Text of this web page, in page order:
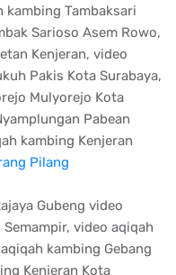
kambing Tambaksari
Sarioso Asem Rowo,
Kenjeran, video
Pakis Kota Surabaya,
Mulyorejo Kota
Pabean
kambing Kenjeran
Pilang
Gubeng video
video aqiqah
kambing Gebang
Kenjeran Kota